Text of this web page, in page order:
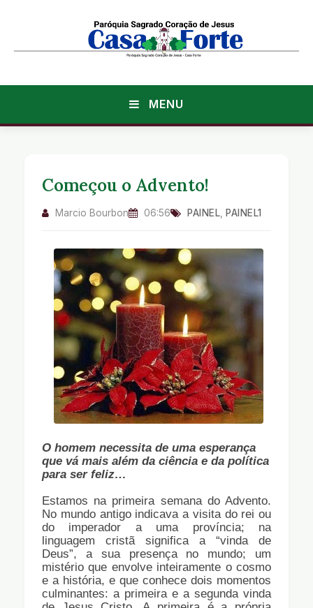
MENU
Começou o Advento!
Marcio Bourbon 06:56 PAINEL PAINEL1
O homem necessita de uma esperança
que vá mais além da ciência e da política
para ser feliz…
Estamos na primeira semana do Advento.
No mundo antigo indicava a visita do rei ou
do imperador a uma província; na
linguagem cristã significa a “vinda de
Deus”, a sua presença no mundo; um
mistério que envolve inteiramente o cosmo
e a história, e que conhece dois momentos
culminantes: a primeira e a segunda vinda